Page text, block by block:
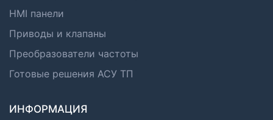
HMI панели
Приводы и клапаны
Преобразователи частоты
Готовые решения АСУ ТП
ИНФОРМАЦИЯ